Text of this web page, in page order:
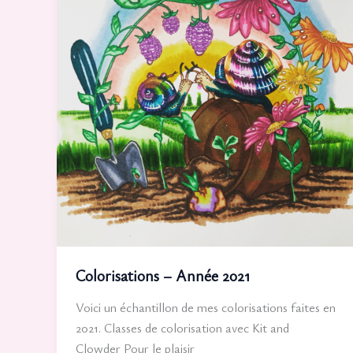
Colorisations – Année 2021
Voici un échantillon de mes colorisations faites en
2021. Classes de colorisation avec Kit and
Clowder Pour le plaisir